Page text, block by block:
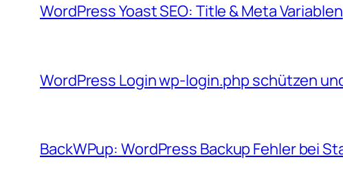
WordPress Yoast SEO: Title & Meta Variablen
WordPress Login wp-login.php schützen
BackWPup: WordPress Backup Fehler bei